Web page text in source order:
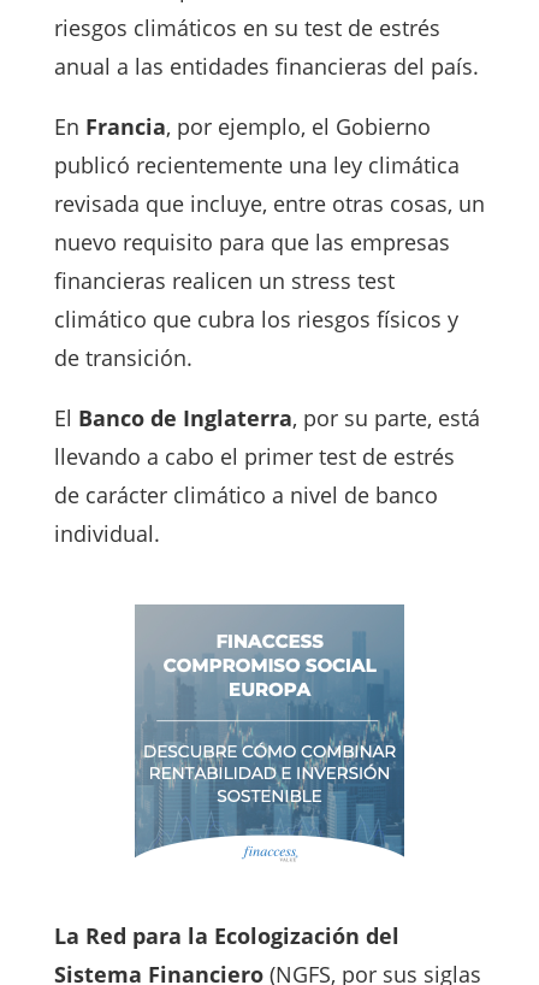
riesgos climáticos en su test de estrés
anual a las entidades financieras del país.
En Francia, por ejemplo, el Gobierno
publicó recientemente una ley climática
revisada que incluye, entre otras cosas, un
nuevo requisito para que las empresas
financieras realicen un stress test
climático que cubra los riesgos físicos y
de transición.
El Banco de Inglaterra, por su parte, está
llevando a cabo el primer test de estrés
de carácter climático a nivel de banco
individual.
La Red para la Ecologización del
Sistema Financiero(NGFS, por sus siglas